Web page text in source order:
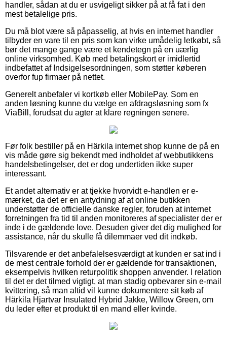
handler, sådan at du er usvigeligt sikker på at få fat i den
mest betalelige pris.
Du må blot være så påpasselig, at hvis en internet handler
tilbyder en vare til en pris som kan virke umådelig letkøbt, så
bør det mange gange være et kendetegn på en uærlig
online virksomhed. Køb med betalingskort er imidlertid
indbefattet af Indsigelsesordningen, som støtter køberen
overfor fup firmaer på nettet.
Generelt anbefaler vi kortkøb eller MobilePay. Som en
anden løsning kunne du vælge en afdragsløsning som fx
ViaBill, forudsat du agter at klare regningen senere.
Før folk bestiller på en Härkila internet shop kunne de på en
vis måde gøre sig bekendt med indholdet af webbutikkens
handelsbetingelser, det er dog undertiden ikke super
interessant.
Et andet alternativ er at tjekke hvorvidt e-handlen er e-
mærket, da det er en antydning af at online butikken
understøtter de officielle danske regler, foruden at internet
forretningen fra tid til anden monitoreres af specialister der er
inde i de gældende love. Desuden giver det dig mulighed for
assistance, når du skulle få dilemmaer ved dit indkøb.
Tilsvarende er det anbefalelsesværdigt at kunden er sat ind i
de mest centrale forhold der er gældende for transaktionen,
eksempelvis hvilken returpolitik shoppen anvender. I relation
til det er det tilmed vigtigt, at man stadig opbevarer sin e-mail
kvittering, så man altid vil kunne dokumentere sit køb af
Härkila Hjartvar Insulated Hybrid Jakke, Willow Green, om
du leder efter et produkt til en mand eller kvinde.